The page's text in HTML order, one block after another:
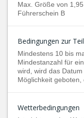
Max. Größe von
Führerschein B
Bedingungen zur
Mindestens 10 bis
Mindestanzahl für
wird, wird das
Möglichkeit geboten,
Wetterbedingungen